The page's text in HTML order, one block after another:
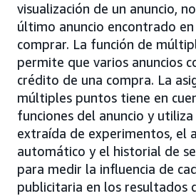
visualización de un anuncio,
último anuncio encontrado
comprar. La función de
permite que varios anuncios
crédito de una compra. La
múltiples puntos tiene en
funciones del anuncio y
extraída de experimentos, el
automático y el historial de
para medir la influencia de
publicitaria en los resultados